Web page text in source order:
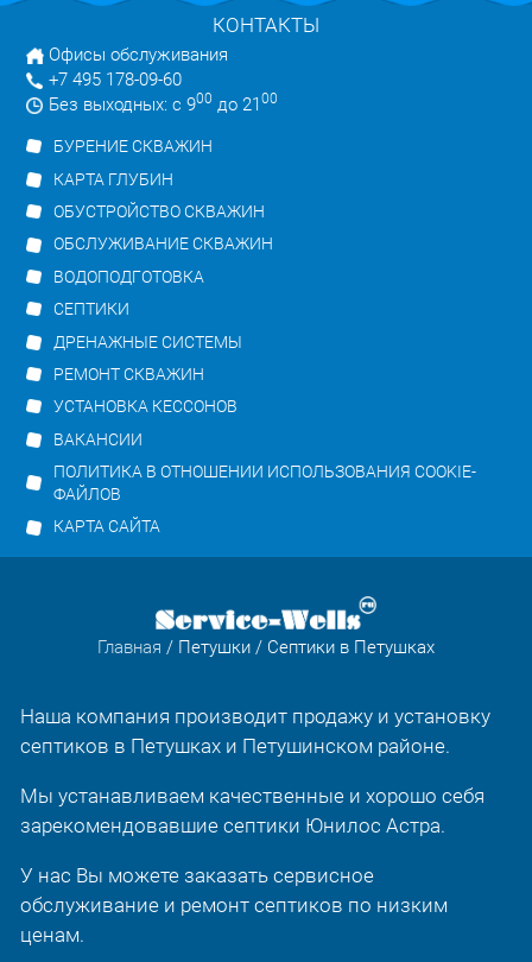
КОНТАКТЫ
Офисы обслуживания
+7 495 178-09-60
Без выходных: с 900 до 21 00
БУРЕНИЕ СКВАЖИН
КАРТА ГЛУБИН
ОБУСТРОЙСТВО СКВАЖИН
ОБСЛУЖИВАНИЕ СКВАЖИН
ВОДОПОДГОТОВКА
СЕПТИКИ
ДРЕНАЖНЫЕ СИСТЕМЫ
РЕМОНТ СКВАЖИН
УСТАНОВКА КЕССОНОВ
ВАКАНСИИ
ПОЛИТИКА В ОТНОШЕНИИ ИСПОЛЬЗОВАНИЯ COOKIE-
ФАЙЛОВ
КАРТА САЙТА
Главная / Петушки / Септики в Петушках
Наша компания производит продажу и установку
септиков в Петушках и Петушинском районе.
Мы устанавливаем качественные и хорошо себя
зарекомендовавшие септики Юнилос Астра.
У нас Вы можете заказать сервисное
обслуживание и ремонт септиков по низким
ценам.